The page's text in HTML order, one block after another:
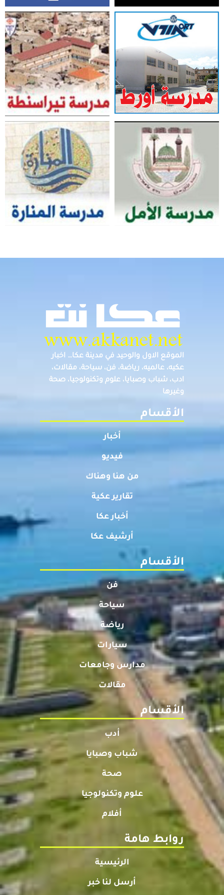
الموقع الاول والوحيد في مدينة عكا… اخبار
عكيه، عالميه، رياضة، فن، سياحة، مقالات،
ادب، شباب وصبايا، علوم وتكنولوجيا، صحة
وغيرها
الأقسام
أخبار
فيديو
من هنا وهناك
تقارير عكية
أخبار عكا
أرشيف عكا
الأقسام
فن
سياحة
رياضة
سيارات
مدارس وجامعات
مقالات
الأقسام
أدب
شباب وصبايا
صحة
علوم وتكنولوجيا
أفلام
روابط هامة
الرئيسية
أرسل لنا خبر